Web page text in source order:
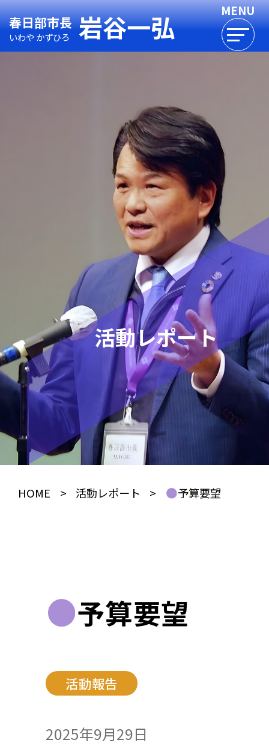
春日部市長
いわや かずひろ 岩谷一弘
活動レポート
HOME > 活動レポート > 予算要望
予算要望
活動報告
2025年9月29日